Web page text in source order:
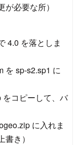
必要な所）
4.0 を落としま
を sp-s2.sp1 に
をコピーして、バ
に入れま
き）